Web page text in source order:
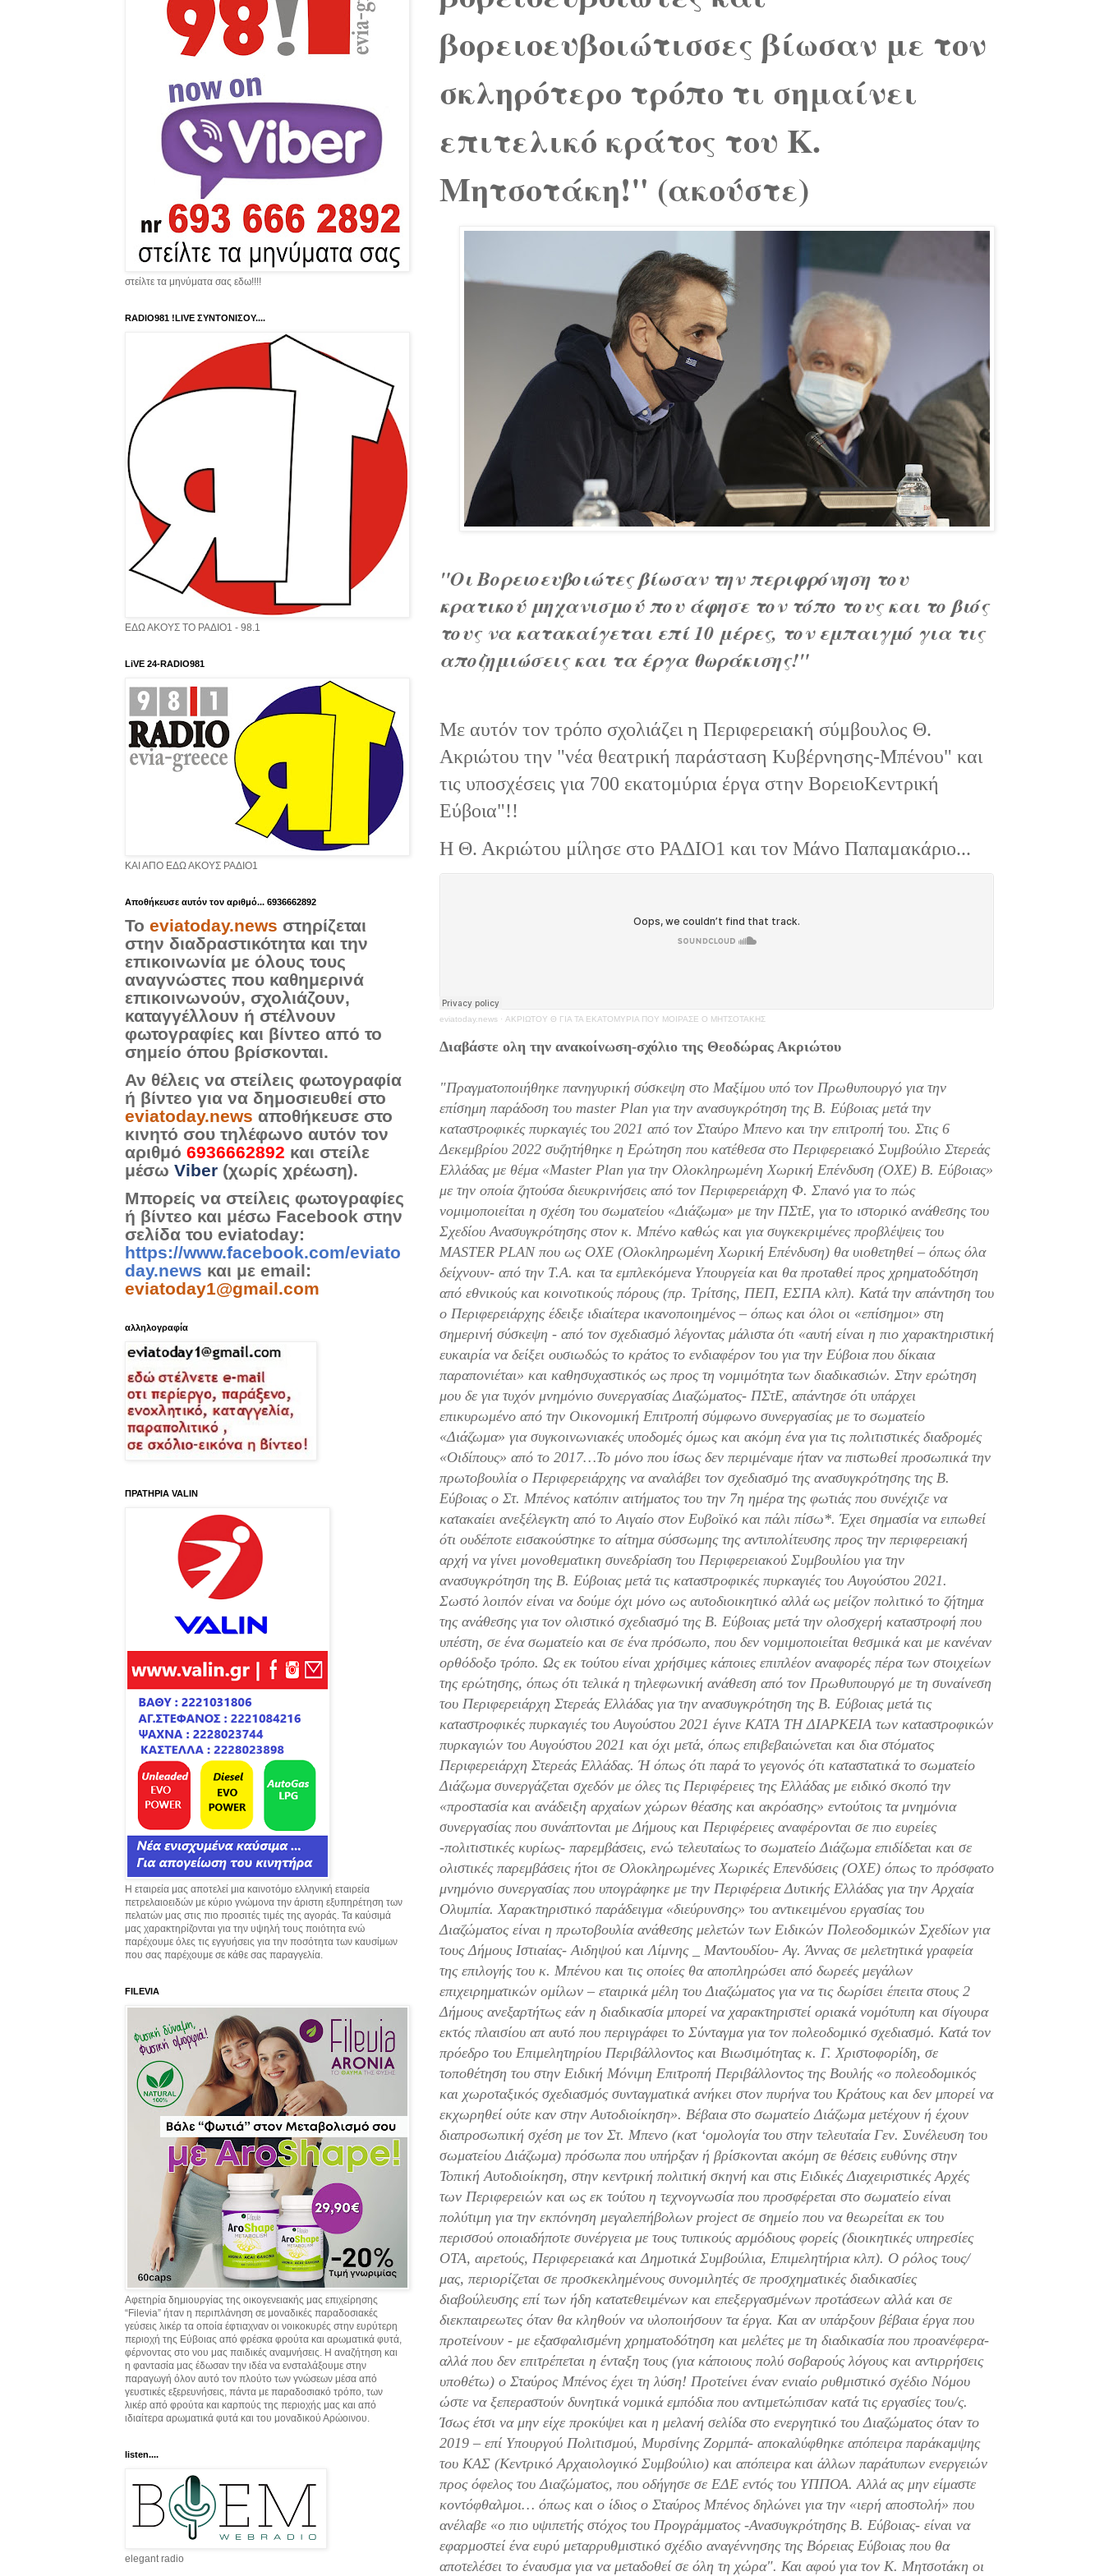
βορειοευβοιώτισσες βίωσαν με τον
σκληρότερο τρόπο τι σημαίνει
επιτελικό κράτος του Κ.
Μητσοτάκη!" (ακούστε)
"Οι Βορειοευβοιώτες βίωσαν την περιφρόνηση του
κρατικού μηχανισμού που άφησε τον τόπο τους και το βιός
τους να κατακαίγεται επί 10 μέρες, τον εμπαιγμό για τις
αποζημιώσεις και τα έργα θωράκισης!"
Με αυτόν τον τρόπο σχολιάζει η Περιφερειακή σύμβουλος Θ.
Ακριώτου την "νέα θεατρική παράσταση Κυβέρνησης-Μπένου" και
τις υποσχέσεις για 700 εκατομύρια έργα στην ΒορειοΚεντρική
Εύβοια"!!
Η Θ. Ακριώτου μίλησε στο ΡΑΔΙΟ1 και τον Μάνο Παπαμακάριο...
eviatoday.news · ΑΚΡΙΩΤΟΥ Θ ΓΙΑ ΤΑ ΕΚΑΤΟΜΥΡΙΑ ΠΟΥ ΜΟΙΡΑΣΕ Ο ΜΗΤΣΟΤΑΚΗΣ
Διαβάστε ολη την ανακοίνωση-σχόλιο της Θεοδώρας Ακριώτου
"Πραγματοποιήθηκε πανηγυρική σύσκεψη στο Μαξίμου υπό τον Πρωθυπουργό για την
επίσημη παράδοση του master Plan για την ανασυγκρότηση της Β. Εύβοιας μετά την
καταστροφικές πυρκαγιές του 2021 από τον Σταύρο Μπενο και την επιτροπή του. Στις 6
Δεκεμβρίου 2022 συζητήθηκε η Ερώτηση που κατέθεσα στο Περιφερειακό Συμβούλιο Στερεάς
Ελλάδας με θέμα «Master Plan για την Ολοκληρωμένη Χωρική Επένδυση (ΟΧΕ) Β. Εύβοιας»
με την οποία ζητούσα διευκρινήσεις από τον Περιφερειάρχη Φ. Σπανό για το πώς
νομιμοποιείται η σχέση του σωματείου «Διάζωμα» με την ΠΣτΕ, για το ιστορικό ανάθεσης του
Σχεδίου Ανασυγκρότησης στον κ. Μπένο καθώς και για συγκεκριμένες προβλέψεις του
MASTER PLAN που ως ΟΧΕ (Ολοκληρωμένη Χωρική Επένδυση) θα υιοθετηθεί – όπως όλα
δείχνουν- από την Τ.Α. και τα εμπλεκόμενα Υπουργεία και θα προταθεί προς χρηματοδότηση
από εθνικούς και κοινοτικούς πόρους (πρ. Τρίτσης, ΠΕΠ, ΕΣΠΑ κλπ). Κατά την απάντηση του
ο Περιφερειάρχης έδειξε ιδιαίτερα ικανοποιημένος – όπως και όλοι οι «επίσημοι» στη
σημερινή σύσκεψη - από τον σχεδιασμό λέγοντας μάλιστα ότι «αυτή είναι η πιο χαρακτηριστική
ευκαιρία να δείξει ουσιωδώς το κράτος το ενδιαφέρον του για την Εύβοια που δίκαια
παραπονιέται» και καθησυχαστικός ως προς τη νομιμότητα των διαδικασιών. Στην ερώτηση
μου δε για τυχόν μνημόνιο συνεργασίας Διαζώματος- ΠΣτΕ, απάντησε ότι υπάρχει
επικυρωμένο από την Οικονομική Επιτροπή σύμφωνο συνεργασίας με το σωματείο
«Διάζωμα» για συγκοινωνιακές υποδομές όμως και ακόμη ένα για τις πολιτιστικές διαδρομές
«Οιδίπους» από το 2017…Το μόνο που ίσως δεν περιμέναμε ήταν να πιστωθεί προσωπικά την
πρωτοβουλία ο Περιφερειάρχης να αναλάβει τον σχεδιασμό της ανασυγκρότησης της Β.
Εύβοιας ο Στ. Μπένος κατόπιν αιτήματος του την 7η ημέρα της φωτιάς που συνέχιζε να
κατακαίει ανεξέλεγκτη από το Αιγαίο στον Ευβοϊκό και πάλι πίσω*. Έχει σημασία να ειπωθεί
ότι ουδέποτε εισακούστηκε το αίτημα σύσσωμης της αντιπολίτευσης προς την περιφερειακή
αρχή να γίνει μονοθεματικη συνεδρίαση του Περιφερειακού Συμβουλίου για την
ανασυγκρότηση της Β. Εύβοιας μετά τις καταστροφικές πυρκαγιές του Αυγούστου 2021.
Σωστό λοιπόν είναι να δούμε όχι μόνο ως αυτοδιοικητικό αλλά ως μείζον πολιτικό το ζήτημα
της ανάθεσης για τον ολιστικό σχεδιασμό της Β. Εύβοιας μετά την ολοσχερή καταστροφή που
υπέστη, σε ένα σωματείο και σε ένα πρόσωπο, που δεν νομιμοποιείται θεσμικά και με κανέναν
ορθόδοξο τρόπο. Ως εκ τούτου είναι χρήσιμες κάποιες επιπλέον αναφορές πέρα των στοιχείων
της ερώτησης, όπως ότι τελικά η τηλεφωνική ανάθεση από τον Πρωθυπουργό με τη συναίνεση
του Περιφερειάρχη Στερεάς Ελλάδας για την ανασυγκρότηση της Β. Εύβοιας μετά τις
καταστροφικές πυρκαγιές του Αυγούστου 2021 έγινε ΚΑΤΑ ΤΗ ΔΙΑΡΚΕΙΑ των καταστροφικών
πυρκαγιών του Αυγούστου 2021 και όχι μετά, όπως επιβεβαιώνεται και δια στόματος
Περιφερειάρχη Στερεάς Ελλάδας. Ή όπως ότι παρά το γεγονός ότι καταστατικά το σωματείο
Διάζωμα συνεργάζεται σχεδόν με όλες τις Περιφέρειες της Ελλάδας με ειδικό σκοπό την
«προστασία και ανάδειξη αρχαίων χώρων θέασης και ακρόασης» εντούτοις τα μνημόνια
συνεργασίας που συνάπτονται με Δήμους και Περιφέρειες αναφέρονται σε πιο ευρείες
-πολιτιστικές κυρίως- παρεμβάσεις, ενώ τελευταίως το σωματείο Διάζωμα επιδίδεται και σε
ολιστικές παρεμβάσεις ήτοι σε Ολοκληρωμένες Χωρικές Επενδύσεις (ΟΧΕ) όπως το πρόσφατο
μνημόνιο συνεργασίας που υπογράφηκε με την Περιφέρεια Δυτικής Ελλάδας για την Αρχαία
Ολυμπία. Χαρακτηριστικό παράδειγμα «διεύρυνσης» του αντικειμένου εργασίας του
Διαζώματος είναι η πρωτοβουλία ανάθεσης μελετών των Ειδικών Πολεοδομικών Σχεδίων για
τους Δήμους Ιστιαίας- Αιδηψού και Λίμνης _ Μαντουδίου- Αγ. Άννας σε μελετητικά γραφεία
της επιλογής του κ. Μπένου και τις οποίες θα αποπληρώσει από δωρεές μεγάλων
επιχειρηματικών ομίλων – εταιρικά μέλη του Διαζώματος για να τις δωρίσει έπειτα στους 2
Δήμους ανεξαρτήτως εάν η διαδικασία μπορεί να χαρακτηριστεί οριακά νομότυπη και σίγουρα
εκτός πλαισίου απ αυτό που περιγράφει το Σύνταγμα για τον πολεοδομικό σχεδιασμό. Κατά τον
πρόεδρο του Επιμελητηρίου Περιβάλλοντος και Βιωσιμότητας κ. Γ. Χριστοφορίδη, σε
τοποθέτηση του στην Ειδική Μόνιμη Επιτροπή Περιβάλλοντος της Βουλής «ο πολεοδομικός
και χωροταξικός σχεδιασμός συνταγματικά ανήκει στον πυρήνα του Κράτους και δεν μπορεί να
εκχωρηθεί ούτε καν στην Αυτοδιοίκηση». Βέβαια στο σωματείο Διάζωμα μετέχουν ή έχουν
διαπροσωπική σχέση με τον Στ. Μπενο (κατ ‘ομολογία του στην τελευταία Γεν. Συνέλευση του
σωματείου Διάζωμα) πρόσωπα που υπήρξαν ή βρίσκονται ακόμη σε θέσεις ευθύνης στην
Τοπική Αυτοδιοίκηση, στην κεντρική πολιτική σκηνή και στις Ειδικές Διαχειριστικές Αρχές
των Περιφερειών και ως εκ τούτου η τεχνογνωσία που προσφέρεται στο σωματείο είναι
πολύτιμη για την εκπόνηση μεγαλεπήβολων project σε σημείο που να θεωρείται εκ του
περισσού οποιαδήποτε συνέργεια με τους τυπικούς αρμόδιους φορείς (διοικητικές υπηρεσίες
ΟΤΑ, αιρετούς, Περιφερειακά και Δημοτικά Συμβούλια, Επιμελητήρια κλπ). Ο ρόλος τους/
μας, περιορίζεται σε προσκεκλημένους συνομιλητές σε προσχηματικές διαδικασίες
διαβούλευσης επί των ήδη κατατεθειμένων και επεξεργασμένων προτάσεων αλλά και σε
διεκπαιρεωτες όταν θα κληθούν να υλοποιήσουν τα έργα. Και αν υπάρξουν βέβαια έργα που
προτείνουν - με εξασφαλισμένη χρηματοδότηση και μελέτες με τη διαδικασία που προανέφερα-
αλλά που δεν επιτρέπεται η ένταξη τους (για κάποιους πολύ σοβαρούς λόγους και αντιρρήσεις
υποθέτω) ο Σταύρος Μπένος έχει τη λύση! Προτείνει έναν ενιαίο ρυθμιστικό σχέδιο Νόμου
ώστε να ξεπεραστούν δυνητικά νομικά εμπόδια που αντιμετώπισαν κατά τις εργασίες του/ς.
Ίσως έτσι να μην είχε προκύψει και η μελανή σελίδα στο ενεργητικό του Διαζώματος όταν το
2019 – επί Υπουργού Πολιτισμού, Μυρσίνης Ζορμπά- αποκαλύφθηκε απόπειρα παράκαμψης
του ΚΑΣ (Κεντρικό Αρχαιολογικό Συμβούλιο) και απόπειρα και άλλων παράτυπων ενεργειών
προς όφελος του Διαζώματος, που οδήγησε σε ΕΔΕ εντός του ΥΠΠΟΑ. Αλλά ας μην είμαστε
κοντόφθαλμοι… όπως και ο ίδιος ο Σταύρος Μπένος δηλώνει για την «ιερή αποστολή» που
ανέλαβε «ο πιο υψιπετής στόχος του Προγράμματος -Ανασυγκρότησης Β. Εύβοιας- είναι να
εφαρμοστεί ένα ευρύ μεταρρυθμιστικό σχέδιο αναγέννησης της Βόρειας Εύβοιας που θα
αποτελέσει το έναυσμα για να μεταδοθεί σε όλη τη χώρα". Και αφού για τον Κ. Μητσοτάκη οι
στείλτε τα μηνύματα σας εδω!!!!
RADIO981 !LIVE ΣΥΝΤΟΝΙΣΟΥ....
ΕΔΩ ΑΚΟΥΣ ΤΟ ΡΑΔΙΟ1 - 98.1
LiVE 24-RADIO981
ΚΑΙ ΑΠΟ ΕΔΩ ΑΚΟΥΣ ΡΑΔΙΟ1
Aποθήκευσε αυτόν τον αριθμό... 6936662892
Το eviatoday.news στηρίζεται
στην διαδραστικότητα και την
επικοινωνία με όλους τους
αναγνώστες που καθημερινά
επικοινωνούν, σχολιάζουν,
καταγγέλλουν ή στέλνουν
φωτογραφίες και βίντεο από το
σημείο όπου βρίσκονται.
Αν θέλεις να στείλεις φωτογραφία
ή βίντεο για να δημοσιευθεί στο
eviatoday.news αποθήκευσε στο
κινητό σου τηλέφωνο αυτόν τον
αριθμό 6936662892 και στείλε
μέσω Viber (χωρίς χρέωση).
Μπορείς να στείλεις φωτογραφίες
ή βίντεο και μέσω Facebook στην
σελίδα του eviatoday:
https://www.facebook.com/eviato
day.news και με email:
eviatoday1@gmail.com
αλληλογραφία
ΠΡΑΤΗΡΙΑ VALIN
Η εταιρεία μας αποτελεί μια καινοτόμο ελληνική εταιρεία
πετρελαιοειδών με κύριο γνώμονα την άριστη εξυπηρέτηση των
πελατών μας στις πιο προσιτές τιμές της αγοράς. Τα καύσιμά
μας χαρακτηρίζονται για την υψηλή τους ποιότητα ενώ
παρέχουμε όλες τις εγγυήσεις για την ποσότητα των καυσίμων
που σας παρέχουμε σε κάθε σας παραγγελία.
FILEVIA
Αφετηρία δημιουργίας της οικογενειακής μας επιχείρησης
“Filevia” ήταν η περιπλάνηση σε μοναδικές παραδοσιακές
γεύσεις λικέρ τα οποία έφτιαχναν οι νοικοκυρές στην ευρύτερη
περιοχή της Εύβοιας από φρέσκα φρούτα και αρωματικά φυτά,
φέρνοντας στο νου μας παιδικές αναμνήσεις. Η αναζήτηση και
η φαντασία μας έδωσαν την ιδέα να ενσταλάξουμε στην
παραγωγή όλον αυτό τον πλούτο των γνώσεων μέσα από
γευστικές εξερευνήσεις, πάντα με παραδοσιακό τρόπο, των
λικέρ από φρούτα και καρπούς της περιοχής μας και από
ιδιαίτερα αρωματικά φυτά και του μοναδικού Αρώοινου.
listen....
elegant radio